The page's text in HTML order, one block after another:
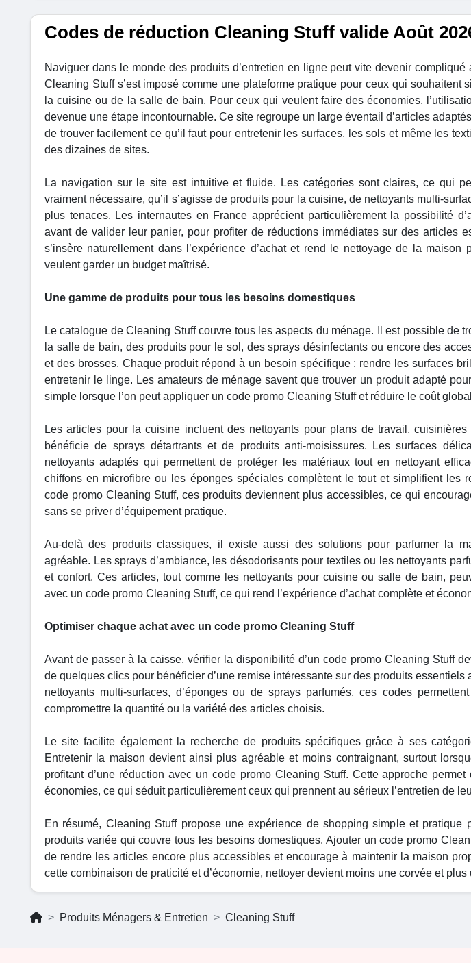
Codes de réduction Cleaning Stuff valide Août
Naviguer dans le monde des produits d’entretien en ligne peut vite devenir
Cleaning Stuff s’est imposé comme une plateforme pratique pour ceux qui souhaitent
la cuisine ou de la salle de bain. Pour ceux qui veulent faire des économies,
devenue une étape incontournable. Ce site regroupe un large éventail d’articles
de trouver facilement ce qu’il faut pour entretenir les surfaces, les sols et même les
des dizaines de sites.
La navigation sur le site est intuitive et fluide. Les catégories sont claires, ce qui
vraiment nécessaire, qu’il s’agisse de produits pour la cuisine, de nettoyants multi-
plus tenaces. Les internautes en France apprécient particulièrement la possibilité
avant de valider leur panier, pour profiter de réductions immédiates sur des articles
s’insère naturellement dans l’expérience d’achat et rend le nettoyage de la
veulent garder un budget maîtrisé.
Une gamme de produits pour tous les besoins domestiques
Le catalogue de Cleaning Stuff couvre tous les aspects du ménage. Il est possible de
la salle de bain, des produits pour le sol, des sprays désinfectants ou encore des
et des brosses. Chaque produit répond à un besoin spécifique : rendre les surfaces
entretenir le linge. Les amateurs de ménage savent que trouver un produit adapté
simple lorsque l’on peut appliquer un code promo Cleaning Stuff et réduire le coût
Les articles pour la cuisine incluent des nettoyants pour plans de travail,
bénéficie de sprays détartrants et de produits anti-moisissures. Les surfaces
nettoyants adaptés qui permettent de protéger les matériaux tout en nettoyant
chiffons en microfibre ou les éponges spéciales complètent le tout et simplifient les
code promo Cleaning Stuff, ces produits deviennent plus accessibles, ce qui
sans se priver d’équipement pratique.
Au-delà des produits classiques, il existe aussi des solutions pour parfumer la
agréable. Les sprays d’ambiance, les désodorisants pour textiles ou les nettoyants
et confort. Ces articles, tout comme les nettoyants pour cuisine ou salle de bain,
avec un code promo Cleaning Stuff, ce qui rend l’expérience d’achat complète et
Optimiser chaque achat avec un code promo Cleaning Stuff
Avant de passer à la caisse, vérifier la disponibilité d’un code promo Cleaning Stuff
de quelques clics pour bénéficier d’une remise intéressante sur des produits essentiels
nettoyants multi-surfaces, d’éponges ou de sprays parfumés, ces codes
compromettre la quantité ou la variété des articles choisis.
Le site facilite également la recherche de produits spécifiques grâce à ses
Entretenir la maison devient ainsi plus agréable et moins contraignant, surtout
profitant d’une réduction avec un code promo Cleaning Stuff. Cette approche
économies, ce qui séduit particulièrement ceux qui prennent au sérieux l’entretien de
En résumé, Cleaning Stuff propose une expérience de shopping simple et pratique
produits variée qui couvre tous les besoins domestiques. Ajouter un code promo
de rendre les articles encore plus accessibles et encourage à maintenir la maison
cette combinaison de praticité et d’économie, nettoyer devient moins une corvée et
Produits Ménagers & Entretien Cleaning Stuff